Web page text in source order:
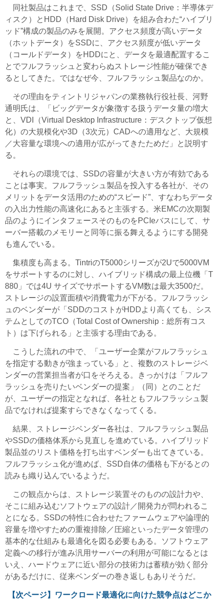
同社製品はこれまで、SSD（Solid State Drive：半導体デ
ィスク）とHDD（Hard Disk Drive）を組み合わた“ハイブリ
ッド”構成の製品のみを展開。アクセス頻度が高いデータ
（ホットデータ）をSSDに、アクセス頻度が低いデータ
（コールドデータ）をHDDにと、データを最適配置するこ
とでフルフラッシュと変わらぬストレージ性能が確保でき
るとしてきた。ではなぜ今、フルフラッシュ製品なのか。
その理由をティントリジャパンの業務執行役社長、河野
通明氏は、「ビッグデータが象徴する扱うデータ量の増大
と、VDI（Virtual Desktop Infrastructure：デスクトップ仮想
化）の大規模化や3D（3次元）CADへの適用など、大規模
／大容量な環境への適用が広がってきたためだ」と説明す
る。
それらの環境では、SSDの容量が大きい方が有効である
ことは事実。フルフラッシュ製品を投入する各社が、その
メリットをデータ活用のための“スピード”、すなわちデータ
の入出力性能の高速化にあると主張する。米EMCの次期製
品のようにインタフェースそのものをPCIeバスにして、サ
ーバー搭載のメモリーと同等に振る舞えるようにする開発
も進んでいる。
集積度も高まる。TintriのT5000シリーズが2Uで5000VM
をサポートするのに対し、ハイブリッド構成の最上位機「T
880」では4U サイズでサポートするVM数は最大3500だ。
ストレージの設置面積や消費電力が下がる。フルフラッシ
ュのベンダーが「SDDのコストがHDDより高くても、シス
テムとしてのTCO（Total Cost of Ownership：総所有コス
ト）は下げられる」と主張する理由である。
こうした流れの中で、「ユーザー企業がフルフラッシュ
を指定する動きが強まっている」と、複数のストレージベ
ンダーの営業担当者が口をそろえる。きっかけは「フルフ
ラッシュを売りたいベンダーの提案」（同）とのことだ
が、ユーザーの指定となれば、各社ともフルフラッシュ製
品でなければ提案すらできなくなってくる。
結果、ストレージベンダー各社は、フルフラッシュ製品
やSSDの価格体系から見直しを進めている。ハイブリッド
製品並のリスト価格を打ち出すベンダーも出てきている。
フルフラッシュ化が進めば、SSD自体の価格も下がるとの
読みも織り込んでいるようだ。
この観点からは、ストレージ装置そのものの設計力や、
そこに組み込むソフトウェアの設計／開発力が問われるこ
とになる。SSDの特性に合わせたファームウェアや論理的
容量を増やすための重複排除／圧縮といったデータ管理の
基本的な仕組みも最適化を図る必要もある。ソフトウェア
定義への移行が進み汎用サーバーの利用が可能になるとは
いえ、ハードウェアに近い部分の技術力は蓄積が効く部分
があるだけに、従来ベンダーの巻き返しもありそうだ。
【次ページ】 ワークロード最適化に向けた競争点はどこか